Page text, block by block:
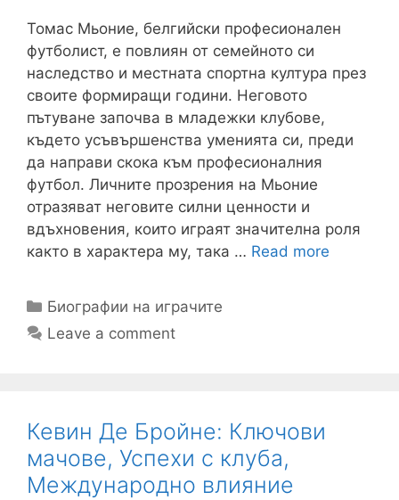
Томас Мьоние, белгийски професионален
футболист, е повлиян от семейното си
наследство и местната спортна култура през
своите формиращи години. Неговото
пътуване започва в младежки клубове,
където усъвършенства уменията си, преди
да направи скока към професионалния
футбол. Личните прозрения на Мьоние
отразяват неговите силни ценности и
вдъхновения, които играят значителна роля
както в характера му, така … Read more
Categories
Биографии на играчите
Leave a comment
Кевин Де Бройне: Ключови
мачове, Успехи с клуба,
Международно влияние